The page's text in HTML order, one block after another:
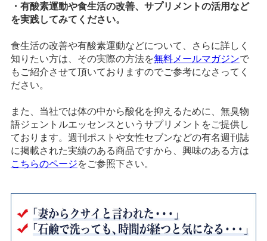
・有酸素運動や食生活の改善、サプリメントの活用など
を実践してみてください。
食生活の改善や有酸素運動などについて、さらに詳しく
知りたい方は、その実際の方法を無料メールマガジンで
もご紹介させて頂いておりますのでご参考になさってく
ださい。
また、当社では体の中から酸化を抑えるために、無臭物
語ジェントルエッセンスというサプリメントをご提供し
ております。週刊ポストや女性セブンなどの有名週刊誌
に掲載された実績のある商品ですから、興味のある方は
こちらのページをご参照下さい。